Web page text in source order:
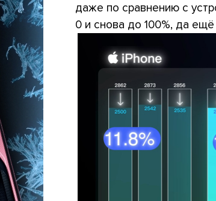
даже по сравнению с
0 и снова до 100%, да